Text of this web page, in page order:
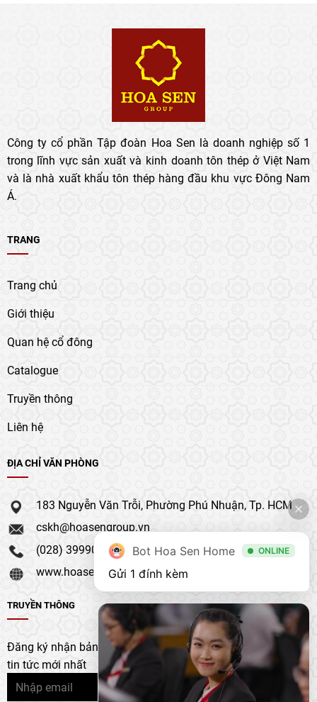
Công ty cổ phần Tập đoàn Hoa Sen là doanh nghiệp số 1
trong lĩnh vực sản xuất và kinh doanh tôn thép ở Việt Nam
và là nhà xuất khẩu tôn thép hàng đầu khu vực Đông Nam
Á.
TRANG
Trang chủ
Giới thiệu
Quan hệ cổ đông
Catalogue
Truyền thông
Liên hệ
ĐỊA CHỈ VĂN PHÒNG
183 Nguyễn Văn Trỗi, Phường Phú Nhuận, Tp. HCM
cskh@hoasengroup.vn
(028) 39990 111
www.hoasengroup.vn
TRUYỀN THÔNG
Đăng ký nhận bản tin của chúng tôi để nhận bản cập nhật &
tin tức mới nhất
Bot Hoa Sen Home ONLINE
Gửi 1 đính kèm